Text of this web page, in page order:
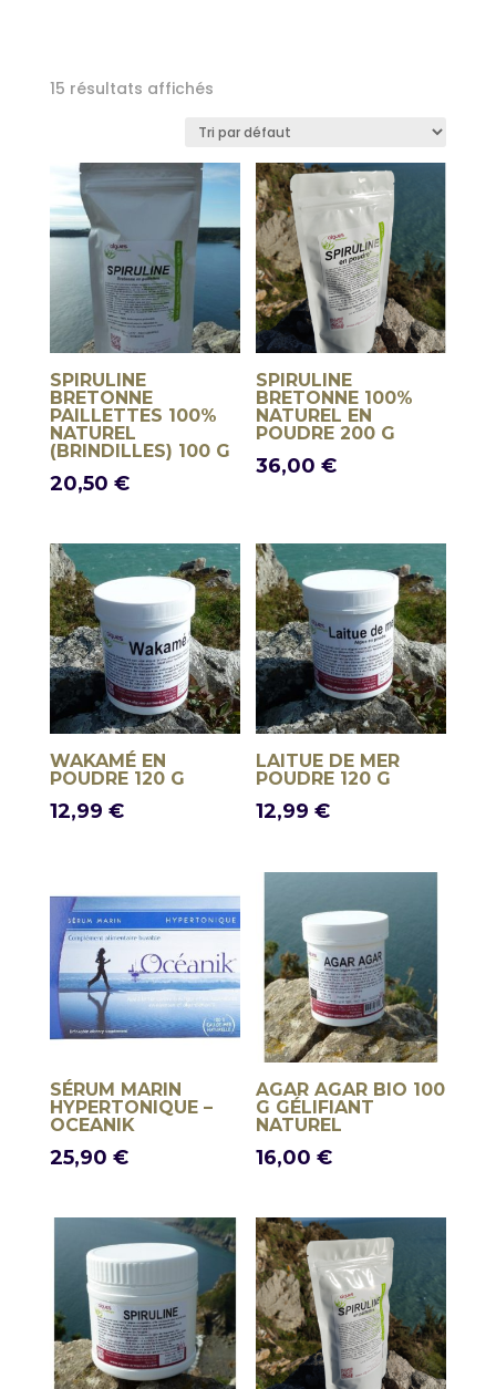
15 résultats affichés
SPIRULINE
BRETONNE
PAILLETTES 100%
NATUREL
(BRINDILLES) 100 G
20,50 €
SPIRULINE
BRETONNE 100%
NATUREL EN
POUDRE 200 G
36,00€
WAKAMÉ EN
POUDRE 120 G
12,99 €
LAITUE DE MER
POUDRE 120 G
12,99€
SÉRUM MARIN
HYPERTONIQUE –
OCEANIK
25,90 €
AGAR AGAR BIO 100
G GÉLIFIANT
NATUREL
16,00€